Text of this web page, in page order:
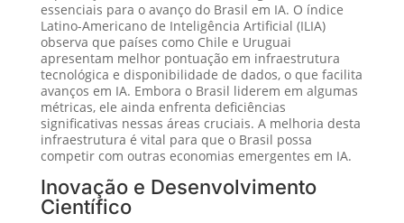
essenciais para o avanço do Brasil em IA. O índice
Latino-Americano de Inteligência Artificial (ILIA)
observa que países como Chile e Uruguai
apresentam melhor pontuação em infraestrutura
tecnológica e disponibilidade de dados, o que facilita
avanços em IA. Embora o Brasil liderem em algumas
métricas, ele ainda enfrenta deficiências
significativas nessas áreas cruciais. A melhoria desta
infraestrutura é vital para que o Brasil possa
competir com outras economias emergentes em IA.
Inovação e Desenvolvimento
Científico